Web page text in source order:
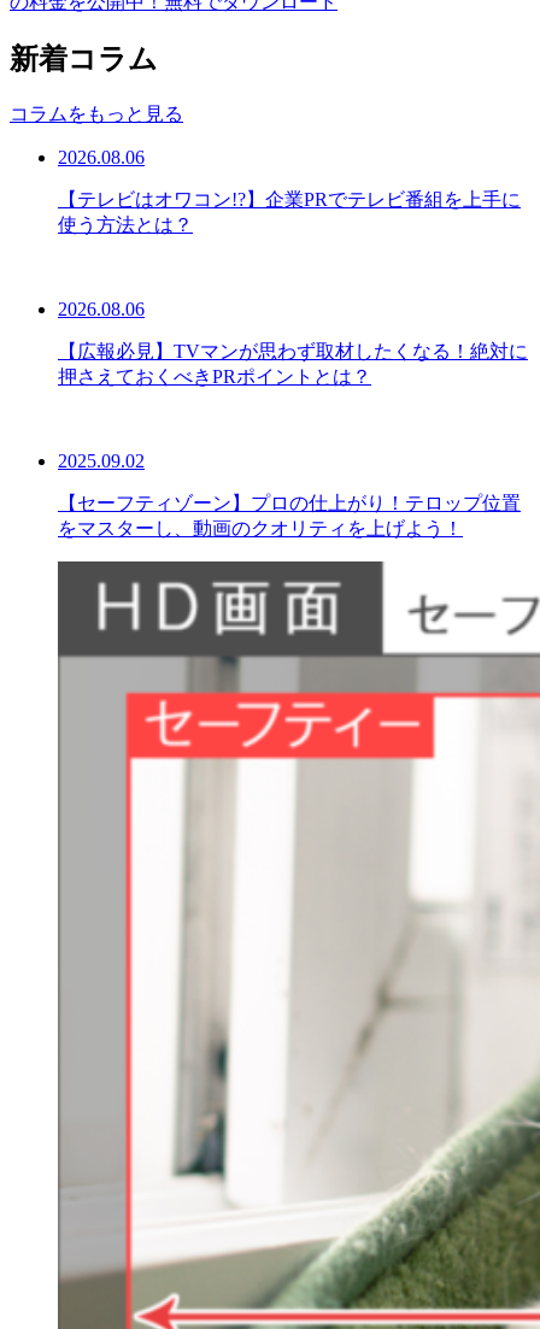
新着コラム
コラムをもっと見る
2026.08.06
【テレビはオワコン!?】企業PRでテレビ番組を上手に
使う方法とは？
2026.08.06
【広報必見】TVマンが思わず取材したくなる！絶対に
押さえておくべきPRポイントとは？
2025.09.02
【セーフティゾーン】プロの仕上がり！テロップ位置
をマスターし、動画のクオリティを上げよう！